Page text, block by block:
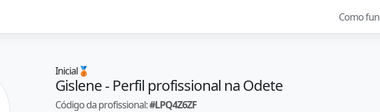
Como
Inicial🥉
Gislene- Perfil profissional na Odete
Código da profissional:#LPQ4Z6ZF